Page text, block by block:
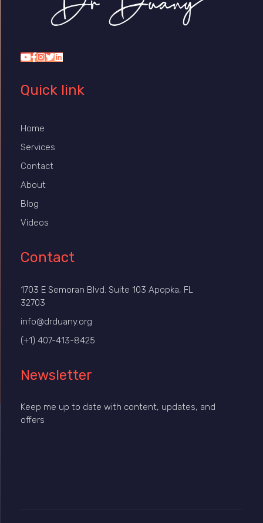
Quick link
Home
Services
Contact
About
Blog
Videos
Contact
1703 E Semoran Blvd. Suite 103 Apopka, FL
32703
info@drduany.org
(+1) 407-413-8425
Newsletter
Keep me up to date with content, updates, and
offers